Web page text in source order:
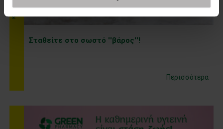
Σταθείτε στο σωστό ''βάρος''!
Περισσότερα